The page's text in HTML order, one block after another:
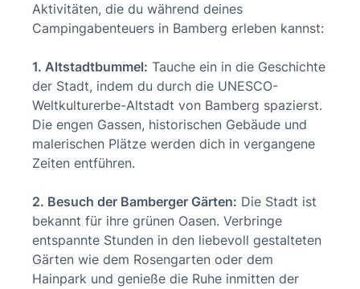
Aktivitäten, die du während deines
Campingabenteuers in Bamberg erleben kannst:
1. Altstadtbummel: Tauche ein in die Geschichte
der Stadt, indem du durch die UNESCO-
Weltkulturerbe-Altstadt von Bamberg spazierst.
Die engen Gassen, historischen Gebäude und
malerischen Plätze werden dich in vergangene
Zeiten entführen.
2. Besuch der Bamberger Gärten: Die Stadt ist
bekannt für ihre grünen Oasen. Verbringe
entspannte Stunden in den liebevoll gestalteten
Gärten wie dem Rosengarten oder dem
Hainpark und genieße die Ruhe inmitten der